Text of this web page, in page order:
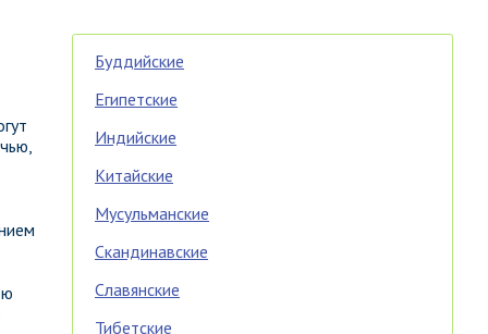
Буддийские
Египетские
Индийские
Китайские
Мусульманские
Скандинавские
Славянские
Тибетские